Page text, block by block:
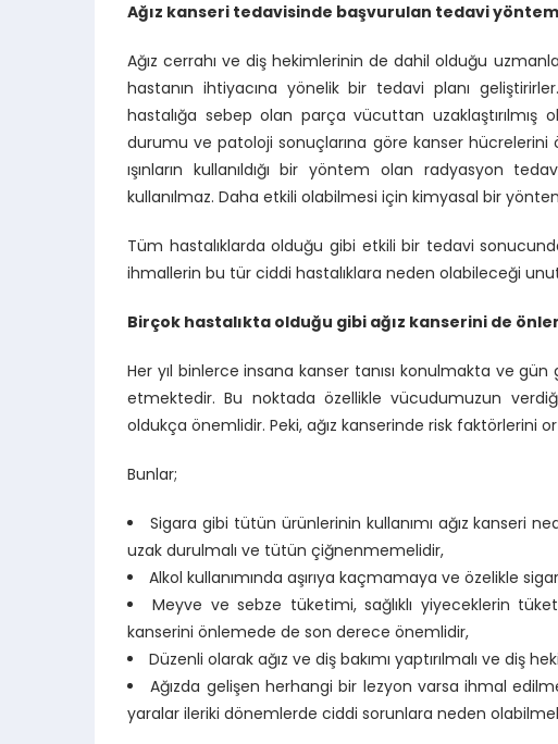
Ağız kanseri tedavisinde başvurulan tedavi
Ağız cerrahı ve diş hekimlerinin de dahil olduğu
hastanın ihtiyacına yönelik bir tedavi planı
hastalığa sebep olan parça vücuttan uzaklaştırılmış
durumu ve patoloji sonuçlarına göre kanser hücrelerini
ışınların kullanıldığı bir yöntem olan radyasyon
kullanılmaz. Daha etkili olabilmesi için kimyasal bir
Tüm hastalıklarda olduğu gibi etkili bir tedavi
ihmallerin bu tür ciddi hastalıklara neden olabileceği
Birçok hastalıkta olduğu gibi ağız kanserini de
Her yıl binlerce insana kanser tanısı konulmakta ve
etmektedir. Bu noktada özellikle vücudumuzun
oldukça önemlidir. Peki, ağız kanserinde risk faktörlerini
Bunlar;
Sigara gibi tütün ürünlerinin kullanımı ağız kanseri
uzak durulmalı ve tütün çiğnenmemelidir,
Alkol kullanımında aşırıya kaçmamaya ve özelikle
Meyve ve sebze tüketimi, sağlıklı yiyeceklerin
kanserini önlemede de son derece önemlidir,
Düzenli olarak ağız ve diş bakımı yaptırılmalı ve diş
Ağızda gelişen herhangi bir lezyon varsa ihmal
yaralar ileriki dönemlerde ciddi sorunlara neden